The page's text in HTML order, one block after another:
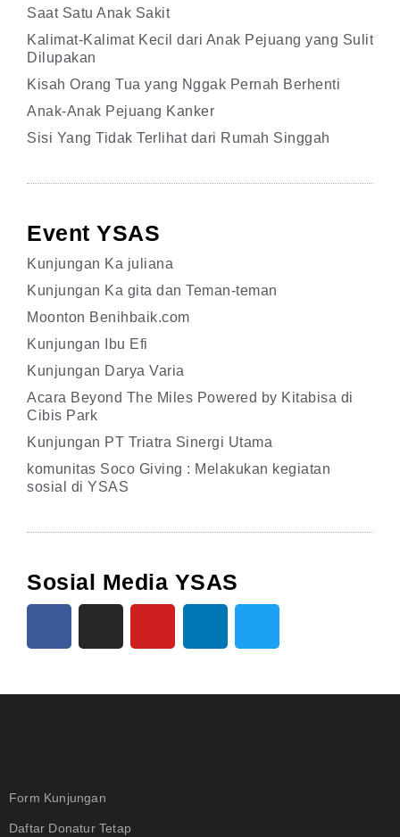
Saat Satu Anak Sakit
Kalimat-Kalimat Kecil dari Anak Pejuang yang Sulit
Dilupakan
Kisah Orang Tua yang Nggak Pernah Berhenti
Anak-Anak Pejuang Kanker
Sisi Yang Tidak Terlihat dari Rumah Singgah
Event YSAS
Kunjungan Ka juliana
Kunjungan Ka gita dan Teman-teman
Moonton Benihbaik.com
Kunjungan Ibu Efi
Kunjungan Darya Varia
Acara Beyond The Miles Powered by Kitabisa di
Cibis Park
Kunjungan PT Triatra Sinergi Utama
komunitas Soco Giving : Melakukan kegiatan
sosial di YSAS
Sosial Media YSAS
Form Kunjungan
Daftar Donatur Tetap